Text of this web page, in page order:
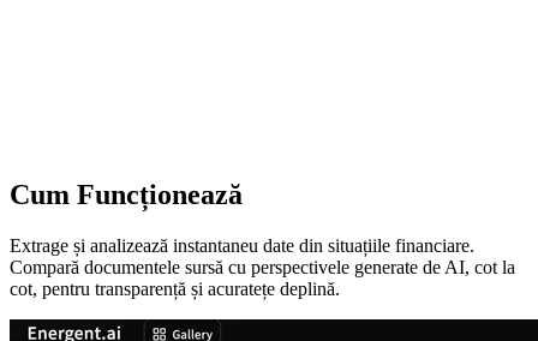
Cum Funcționează
Extrage și analizează instantaneu date din situațiile financiare.
Compară documentele sursă cu perspectivele generate de AI, cot la
cot, pentru transparență și acuratețe deplină.